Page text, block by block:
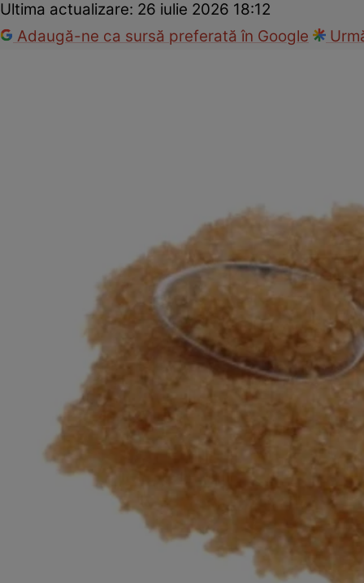
Ultima actualizare: 26 iulie 2026 18:12
Adaugă-ne ca sursă preferată în Google